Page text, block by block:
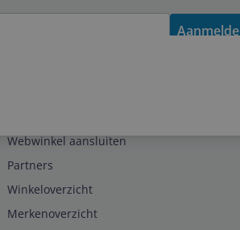
Webwinkel aansluiten
Partners
Winkeloverzicht
Merkenoverzicht